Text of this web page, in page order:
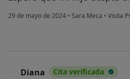
29 de mayo de 2024 • Sara Meca • Visita
Diana Cita verificada